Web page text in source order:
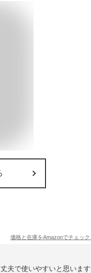
価格と在庫をAmazonでチェック
夫で使いやすいと思います